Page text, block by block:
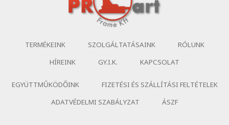
TERMÉKEINK SZOLGÁLTATÁSAINK
RÓLUNK
HÍREINK
GY.I.K. KAPCSOLAT
EGYÜTTMŰKÖDŐINK
FIZETÉSI ÉS SZÁLLÍTÁSI FELTÉTELEK
ADATVÉDELMI SZABÁLYZAT
ÁSZF